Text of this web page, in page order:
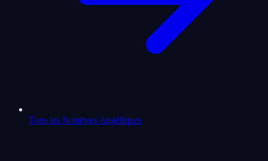
Tous les Nombres Angéliques